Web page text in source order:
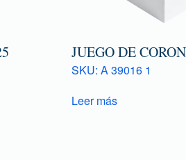
JUEGO DE
SKU: A 39016 1
Leer más